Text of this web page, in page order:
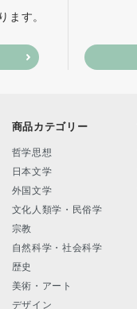
ます。
商品カテゴリー
哲学思想
日本文学
外国文学
文化人類学・民俗学
宗教
自然科学・社会科学
歴史
美術・アート
デザイン